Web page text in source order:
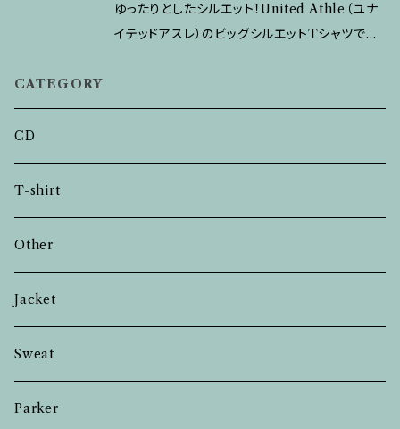
ゆったりとしたシルエット！United Athle（ユナ
イテッドアスレ）のビッグシルエットTシャツです。
ルプリント.jpで生成したイメージです。実物とは
CATEGORY
CD
T-shirt
Other
Jacket
Sweat
Parker